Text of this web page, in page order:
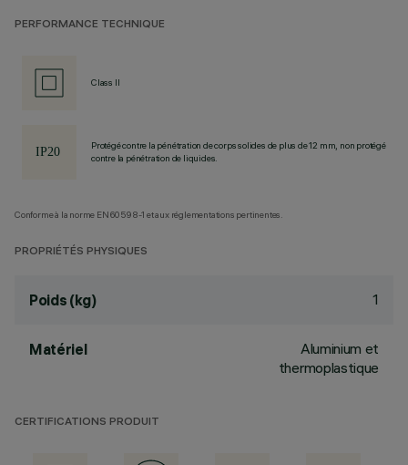
PERFORMANCE TECHNIQUE
Class II
Protégé contre la pénétration de corps solides de plus de 12 mm, non protégé
contre la pénétration de liquides.
Conforme à la norme EN60598-1 et aux réglementations pertinentes.
PROPRIÉTÉS PHYSIQUES
Poids (kg) 1
Matériel
Aluminium et
thermoplastique
CERTIFICATIONS PRODUIT